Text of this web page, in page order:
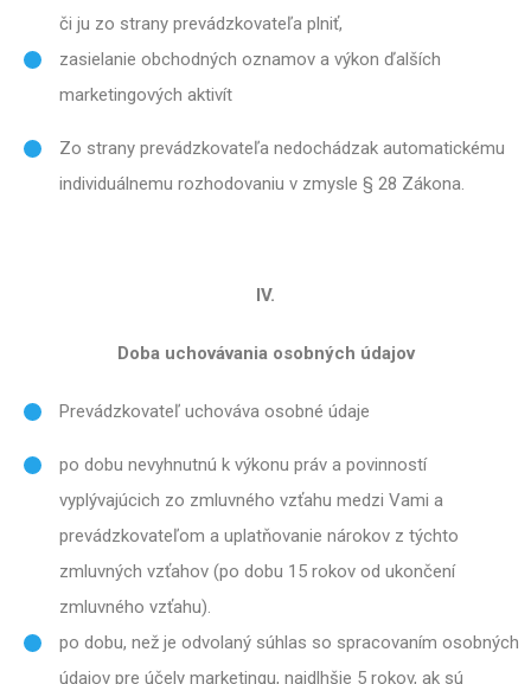
či ju zo strany prevádzkovateľa plniť,
zasielanie obchodných oznamov a výkon ďalších
marketingových aktivít
Zo strany prevádzkovateľa nedochádzak automatickému
individuálnemu rozhodovaniu v zmysle § 28 Zákona.
IV.
Doba uchovávania osobných údajov
Prevádzkovateľ uchováva osobné údaje
po dobu nevyhnutnú k výkonu práv a povinností
vyplývajúcich zo zmluvného vzťahu medzi Vami a
prevádzkovateľom a uplatňovanie nárokov z týchto
zmluvných vzťahov (po dobu 15 rokov od ukončení
zmluvného vzťahu).
po dobu, než je odvolaný súhlas so spracovaním osobných
údajov pre účely marketingu, najdlhšie 5 rokov, ak sú